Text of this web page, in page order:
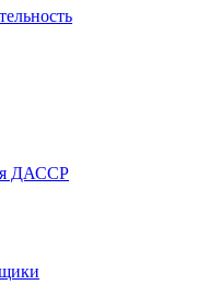
ДАССР